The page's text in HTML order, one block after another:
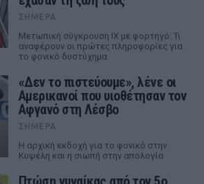
ΣΉΜΕΡΑ
Μετωπική σύγκρουση ΙΧ με φορτηγό: Τι
αναφέρουν οι πρώτες πληροφορίες για
το φονικό δυστύχημα
«Δεν το πιστεύουμε», λένε οι
Αμερικανοί που υιοθέτησαν τον
Αφγανό στη Λέσβο
ΣΉΜΕΡΑ
Η αρχική εκδοχή για το φονικό στην
Κυψέλη και η σιωπή στην απολογία